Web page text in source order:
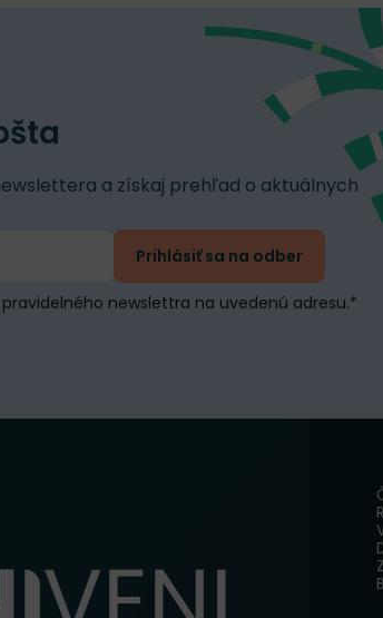
a získaj prehľad o aktuálnych
Prihlásiť sa na odber
newslettra na uvedenú adresu.*